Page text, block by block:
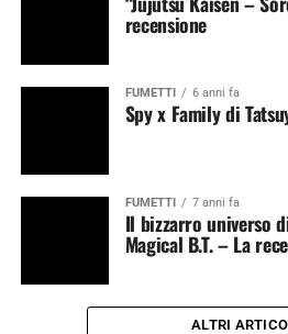
recensione
FUMETTI 6 anni fa
Spy x Family di
FUMETTI 7 anni fa
Il bizzarro universo
Magical B.T. – La
ALTRI